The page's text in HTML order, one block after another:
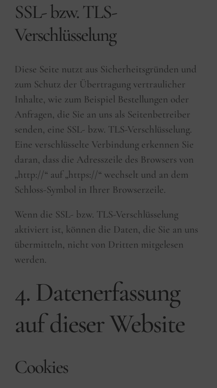
SSL- bzw. TLS-
Verschlüsselung
Diese Seite nutzt aus Sicherheitsgründen und
zum Schutz der Übertragung vertraulicher
Inhalte, wie zum Beispiel Bestellungen oder
Anfragen, die Sie an uns als Seitenbetreiber
senden, eine SSL- bzw. TLS-Verschlüsselung.
Eine verschlüsselte Verbindung erkennen Sie
daran, dass die Adresszeile des Browsers von
„http://“ auf „https://“ wechselt und an dem
Schloss-Symbol in Ihrer Browserzeile.
Wenn die SSL- bzw. TLS-Verschlüsselung
aktiviert ist, können die Daten, die Sie an uns
übermitteln, nicht von Dritten mitgelesen
werden.
4. Datenerfassung
auf dieser Website
Cookies